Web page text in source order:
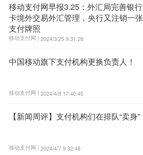
移动支付网早报3.25：外汇局完善银行
卡境外交易外汇管理，央行又注销一张
支付牌照
移动支付网 | 2024/3/25 9:31:28
中国移动旗下支付机构更换负责人！
移动支付网 | 2024/4/8 17:40:45
【新闻周评】支付机构们在排队“卖身”
移动支付网 | 2024/4/7 9:32:48